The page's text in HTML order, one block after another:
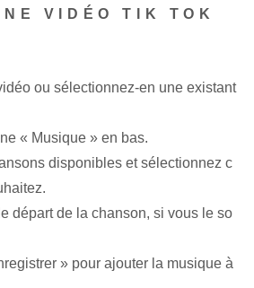
VIDÉO TIK TOK
ou sélectionnez-en une existant
« Musique » en bas.
disponibles et sélectionnez c
départ de la chanson, si vous le so
» pour ajouter la musique à